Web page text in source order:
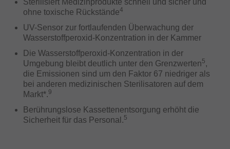
Sterilisiert Medizinprodukte schnell und sicher und
ohne toxische Rückstände4
UV-Sensor zur fortlaufenden Überwachung der
Wasserstoffperoxid-Konzentration in der Kammer
Die Wasserstoffperoxid-Konzentration in der
Umgebung bleibt deutlich unter den Grenzwerten5,
die Emissionen sind um den Faktor 67 niedriger als
bei anderen medizinischen Sterilisatoren auf dem
Markt*.9
Berührungslose Kassettenentsorgung erhöht die
Sicherheit für das Personal.5